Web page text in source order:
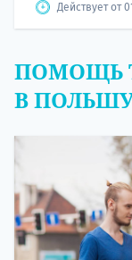
Действует от
ПОМОЩЬ
В